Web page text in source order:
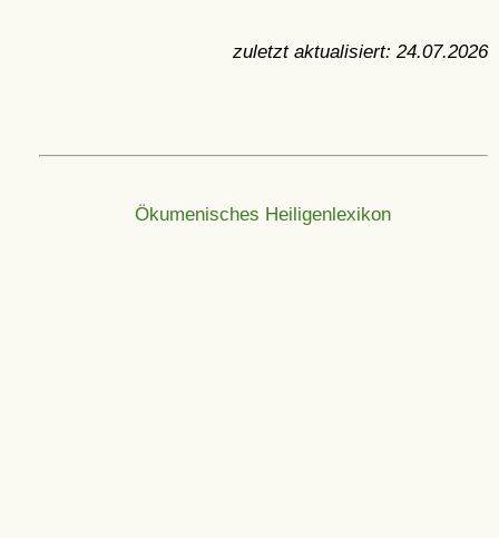
zuletzt aktualisiert: 24.07.2026
Ökumenisches Heiligenlexikon